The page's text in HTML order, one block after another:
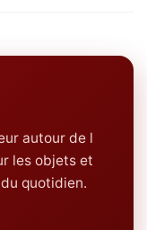
autour de l
les objets et
quotidien.